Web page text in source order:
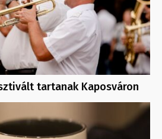
tartanak Kaposváron